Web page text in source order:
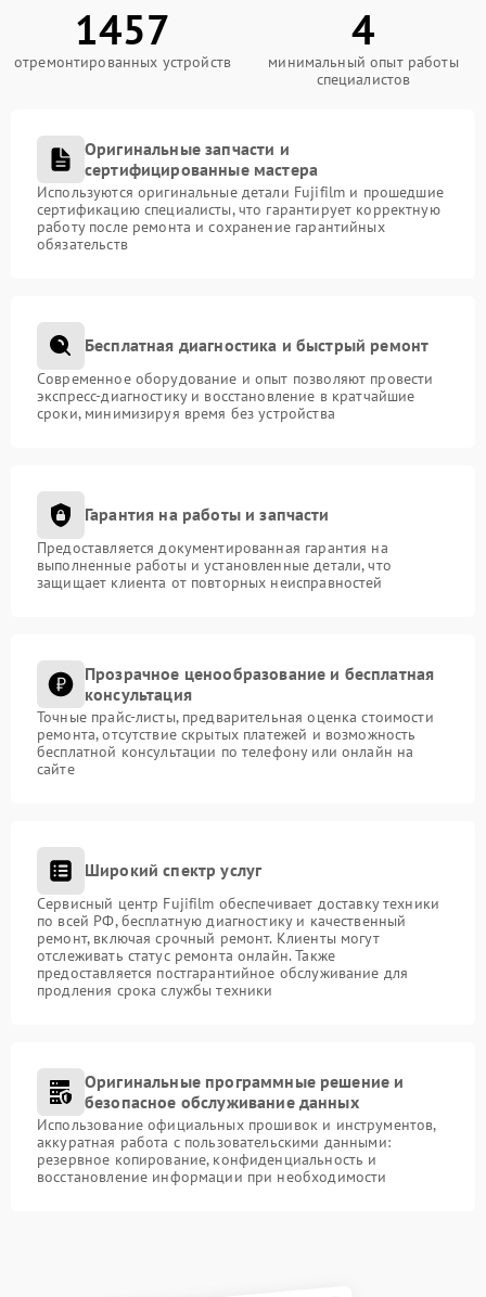
1457
отремонтированных устройств
4
минимальный опыт работы
специалистов
Оригинальные запчасти и
сертифицированные мастера
Используются оригинальные детали Fujifilm и прошедшие
сертификацию специалисты, что гарантирует корректную
работу после ремонта и сохранение гарантийных
обязательств
Бесплатная диагностика и быстрый ремонт
Современное оборудование и опыт позволяют провести
экспресс-диагностику и восстановление в кратчайшие
сроки, минимизируя время без устройства
Гарантия на работы и запчасти
Предоставляется документированная гарантия на
выполненные работы и установленные детали, что
защищает клиента от повторных неисправностей
Прозрачное ценообразование и бесплатная
консультация
Точные прайс-листы, предварительная оценка стоимости
ремонта, отсутствие скрытых платежей и возможность
бесплатной консультации по телефону или онлайн на
сайте
Широкий спектр услуг
Сервисный центр Fujifilm обеспечивает доставку техники
по всей РФ, бесплатную диагностику и качественный
ремонт, включая срочный ремонт. Клиенты могут
отслеживать статус ремонта онлайн. Также
предоставляется постгарантийное обслуживание для
продления срока службы техники
Оригинальные программные решение и
безопасное обслуживание данных
Использование официальных прошивок и инструментов,
аккуратная работа с пользовательскими данными:
резервное копирование, конфиденциальность и
восстановление информации при необходимости